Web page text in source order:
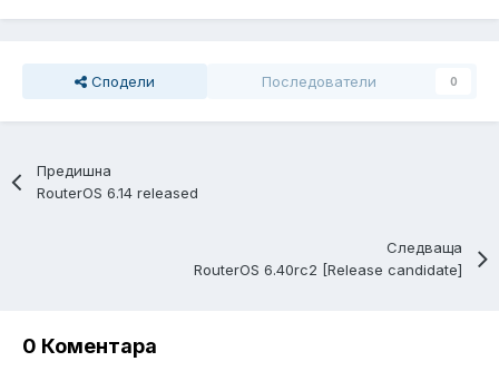
Сподели Последователи 0
Предишна
RouterOS 6.14 released
Следваща
RouterOS 6.40rc2 [Release candidate]
0 Коментара